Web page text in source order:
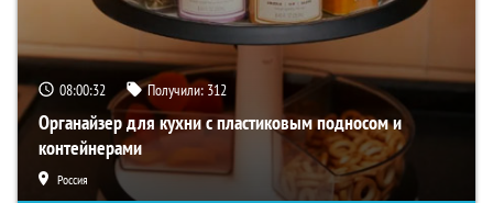
08:00:31 Получили: 312
Органайзер для кухни с пластиковым подносом и
контейнерами
Россия